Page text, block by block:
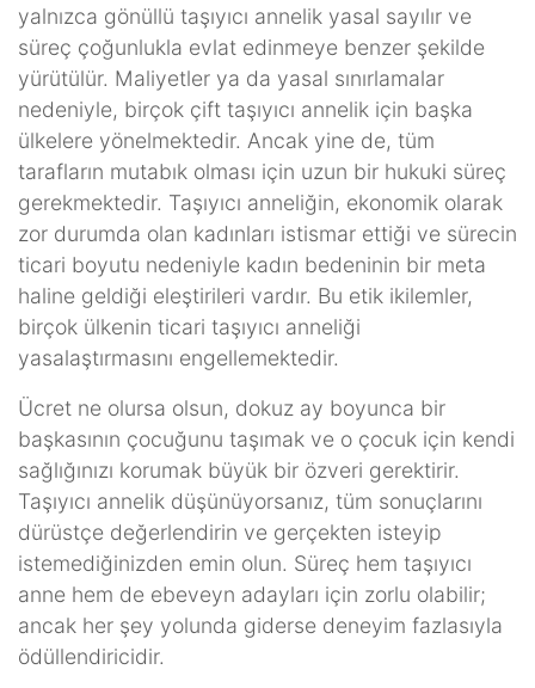
yalnızca gönüllü taşıyıcı annelik yasal sayılır ve
süreç çoğunlukla evlat edinmeye benzer şekilde
yürütülür. Maliyetler ya da yasal sınırlamalar
nedeniyle, birçok çift taşıyıcı annelik için başka
ülkelere yönelmektedir. Ancak yine de, tüm
tarafların mutabık olması için uzun bir hukuki süreç
gerekmektedir. Taşıyıcı anneliğin, ekonomik olarak
zor durumda olan kadınları istismar ettiği ve sürecin
ticari boyutu nedeniyle kadın bedeninin bir meta
haline geldiği eleştirileri vardır. Bu etik ikilemler,
birçok ülkenin ticari taşıyıcı anneliği
yasalaştırmasını engellemektedir.
Ücret ne olursa olsun, dokuz ay boyunca bir
başkasının çocuğunu taşımak ve o çocuk için kendi
sağlığınızı korumak büyük bir özveri gerektirir.
Taşıyıcı annelik düşünüyorsanız, tüm sonuçlarını
dürüstçe değerlendirin ve gerçekten isteyip
istemediğinizden emin olun. Süreç hem taşıyıcı
anne hem de ebeveyn adayları için zorlu olabilir;
ancak her şey yolunda giderse deneyim fazlasıyla
ödüllendiricidir.